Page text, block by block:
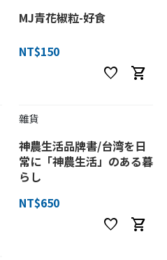
MJ青花椒粒-好食
NT$150
favorite shopping_cart
雜貨
神農生活品牌書/台湾を日
常に「神農生活」のある暮
らし
NT$650
favorite shopping_cart